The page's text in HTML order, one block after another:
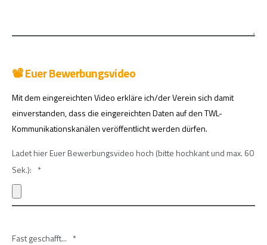
📽️ Euer Bewerbungsvideo
Mit dem eingereichten Video erkläre ich/der Verein sich damit
einverstanden, dass die eingereichten Daten auf den TWL-
Kommunikationskanälen veröffentlicht werden dürfen.
Ladet hier Euer Bewerbungsvideo hoch (bitte hochkant und max. 60
Sek.): *
Fast geschafft... *